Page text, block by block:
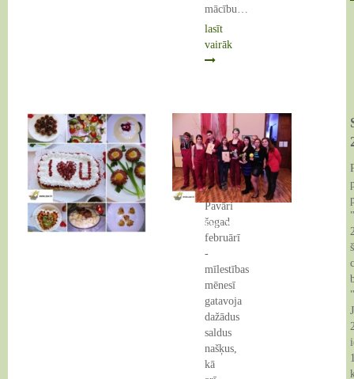
mācību…
lasīt
vairāk
Pavāru
Valentīna
dienas
konkurss
Pavāri
šogad
februārī
-
mīlestības
mēnesī
gatavoja
dažādus
saldus
našķus,
kā
03 Feb 2014